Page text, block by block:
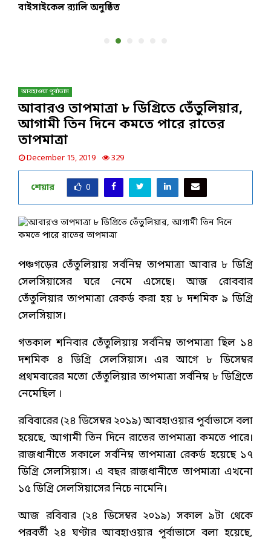
বাইসাইকেল র‌্যালি অনুষ্ঠিত
আবহাওয়া পূর্বাভাস
আবারও তাপমাত্রা ৮ ডিগ্রিতে তেঁতুলিয়ার,
আগামী তিন দিনে কমতে পারে রাতের
তাপমাত্রা
December 15, 2019 329
শেয়ার 0
পঞ্চগড়ের তেঁতুলিয়ায় সর্বনিম্ন তাপমাত্রা আবার ৮ ডিগ্রি
সেলসিয়াসের ঘরে নেমে এসেছে। আজ রোববার
তেঁতুলিয়ার তাপমাত্রা রেকর্ড করা হয় ৮ দশমিক ৯ ডিগ্রি
সেলসিয়াস।
গতকাল শনিবার তেঁতুলিয়ায় সর্বনিম্ন তাপমাত্রা ছিল ১৪
দশমিক ৪ ডিগ্রি সেলসিয়াস। এর আগে ৮ ডিসেম্বর
প্রথমবারের মতো তেঁতুলিয়ার তাপমাত্রা সর্বনিম্ন ৮ ডিগ্রিতে
নেমেছিল ।
রবিবারের (২৪ ডিসেম্বর ২০১৯) আবহাওয়ার পূর্বাভাসে বলা
হয়েছে, আগামী তিন দিনে রাতের তাপমাত্রা কমতে পারে।
রাজধানীতে সকালে সর্বনিম্ন তাপমাত্রা রেকর্ড হয়েছে ১৭
ডিগ্রি সেলসিয়াস। এ বছর রাজধানীতে তাপমাত্রা এখনো
১৫ ডিগ্রি সেলসিয়াসের নিচে নামেনি।
আজ রবিবার (২৪ ডিসেম্বর ২০১৯) সকাল ৯টা থেকে
পরবর্তী ২৪ ঘণ্টার আবহাওয়ার পূর্বাভাসে বলা হয়েছে,